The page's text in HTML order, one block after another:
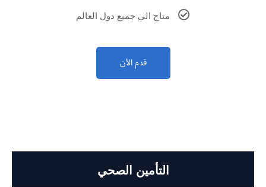
متاح الي جميع دول العالم
قدم الأن
التأمين الصحي